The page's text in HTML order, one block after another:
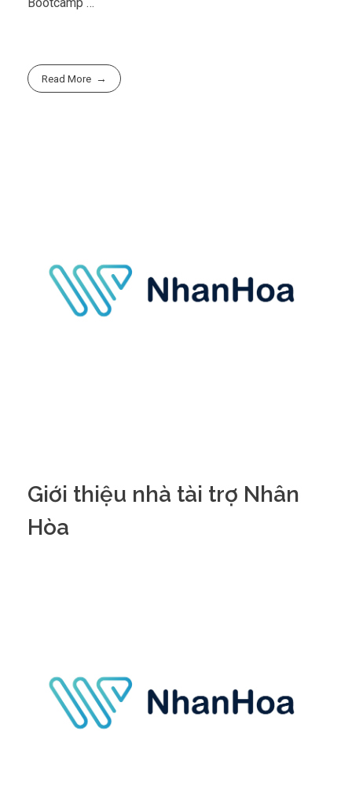
Bootcamp …
Read More
Giới thiệu nhà tài trợ Nhân
Hòa